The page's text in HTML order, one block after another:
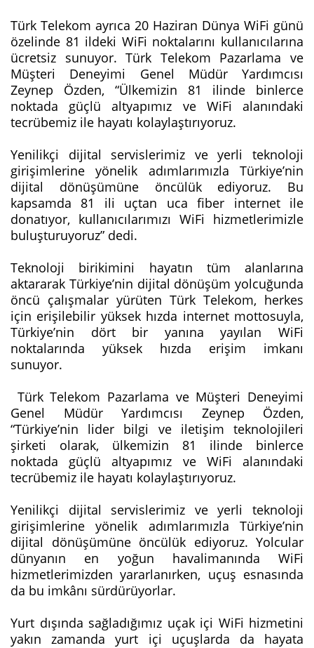
Türk Telekom ayrıca 20 Haziran Dünya WiFi günü
özelinde 81 ildeki WiFi noktalarını kullanıcılarına
ücretsiz sunuyor. Türk Telekom Pazarlama ve
Müşteri Deneyimi Genel Müdür Yardımcısı
Zeynep Özden, “Ülkemizin 81 ilinde binlerce
noktada güçlü altyapımız ve WiFi alanındaki
tecrübemiz ile hayatı kolaylaştırıyoruz.
Yenilikçi dijital servislerimiz ve yerli teknoloji
girişimlerine yönelik adımlarımızla Türkiye’nin
dijital dönüşümüne öncülük ediyoruz. Bu
kapsamda 81 ili uçtan uca fiber internet ile
donatıyor, kullanıcılarımızı WiFi hizmetlerimizle
buluşturuyoruz” dedi.
Teknoloji birikimini hayatın tüm alanlarına
aktararak Türkiye’nin dijital dönüşüm yolcuğunda
öncü çalışmalar yürüten Türk Telekom, herkes
için erişilebilir yüksek hızda internet mottosuyla,
Türkiye’nin dört bir yanına yayılan WiFi
noktalarında yüksek hızda erişim imkanı
sunuyor.
Türk Telekom Pazarlama ve Müşteri Deneyimi
Genel Müdür Yardımcısı Zeynep Özden,
“Türkiye’nin lider bilgi ve iletişim teknolojileri
şirketi olarak, ülkemizin 81 ilinde binlerce
noktada güçlü altyapımız ve WiFi alanındaki
tecrübemiz ile hayatı kolaylaştırıyoruz.
Yenilikçi dijital servislerimiz ve yerli teknoloji
girişimlerine yönelik adımlarımızla Türkiye’nin
dijital dönüşümüne öncülük ediyoruz. Yolcular
dünyanın en yoğun havalimanında WiFi
hizmetlerimizden yararlanırken, uçuş esnasında
da bu imkânı sürdürüyorlar.
Yurt dışında sağladığımız uçak içi WiFi hizmetini
yakın zamanda yurt içi uçuşlarda da hayata